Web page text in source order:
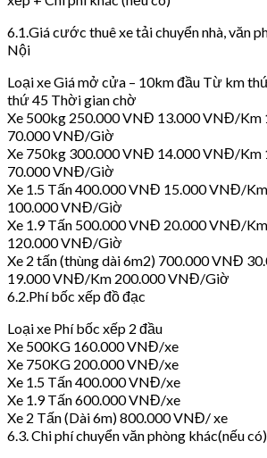
6.1.Giá cước thuê xe tải chuyển nhà, văn
Nội
Loại xe Giá mở cửa – 10km đầu Từ km
thứ 45 Thời gian chờ
Xe 500kg 250.000 VNĐ 13.000 VNĐ/
70.000 VNĐ/Giờ
Xe 750kg 300.000 VNĐ 14.000 VNĐ/
70.000 VNĐ/Giờ
Xe 1.5 Tấn 400.000 VNĐ 15.000 VNĐ/
100.000 VNĐ/Giờ
Xe 1.9 Tấn 500.000 VNĐ 20.000 VNĐ/
120.000 VNĐ/Giờ
Xe 2 tấn (thùng dài 6m2) 700.000 VNĐ
19.000 VNĐ/Km 200.000 VNĐ/Giờ
6.2.Phí bốc xếp đồ đạc
Loại xe Phí bốc xếp 2 đầu
Xe 500KG 160.000 VNĐ/xe
Xe 750KG 200.000 VNĐ/xe
Xe 1.5 Tấn 400.000 VNĐ/xe
Xe 1.9 Tấn 600.000 VNĐ/xe
Xe 2 Tấn (Dài 6m) 800.000 VNĐ/ xe
6.3. Chi phí chuyển văn phòng khác(nếu có)